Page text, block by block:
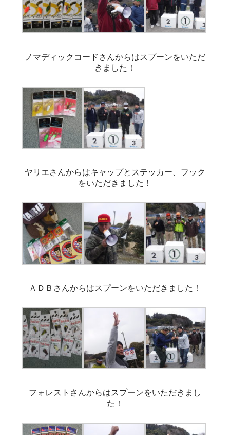
ノマディックコードさんからはスプーンをいただ
きました！
ヤリエさんからはキャップとステッカー、フック
をいただきました！
ＡＤＢさんからはスプーンをいただきました！
フォレストさんからはスプーンをいただきまし
た！